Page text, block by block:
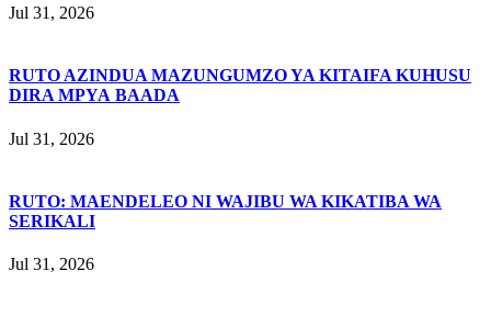
Jul 31, 2026
RUTO AZINDUA MAZUNGUMZO YA KITAIFA KUHUSU
DIRA MPYA BAADA
Jul 31, 2026
RUTO: MAENDELEO NI WAJIBU WA KIKATIBA WA
SERIKALI
Jul 31, 2026